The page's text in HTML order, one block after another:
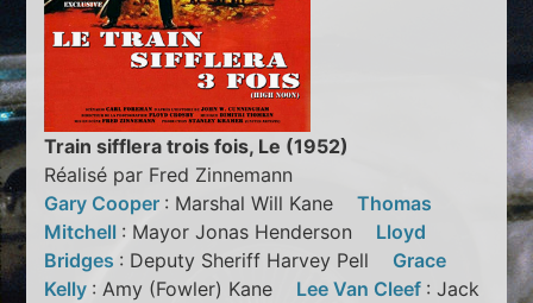
Train sifflera trois fois, Le (1952)
Réalisé par Fred Zinnemann
Gary Cooper : Marshal Will KaneThomas
Mitchell : Mayor Jonas Henderson Lloyd
Bridges : Deputy Sheriff Harvey Pell Grace
Kelly : Amy (Fowler) Kane Lee Van Cleef : Jack